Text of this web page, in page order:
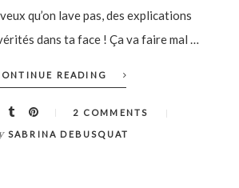
qu’on lave pas, des explications
dans ta face ! Ça va faire mal …
READING
2 COMMENTS
SABRINA DEBUSQUAT